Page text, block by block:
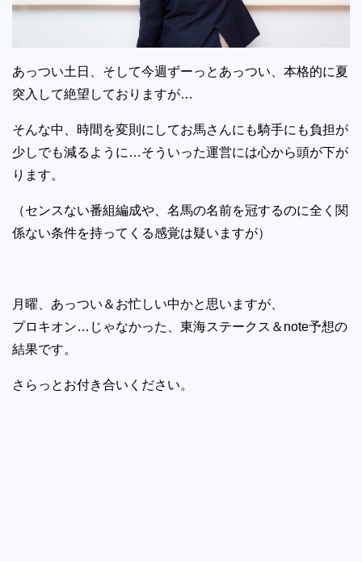
あっつい土日、そして今週ずーっとあっつい、本格的に夏
突入して絶望しておりますが…
そんな中、時間を変則にしてお馬さんにも騎手にも負担が
少しでも減るように…そういった運営には心から頭が下が
ります。
（センスない番組編成や、名馬の名前を冠するのに全く関
係ない条件を持ってくる感覚は疑いますが）
月曜、あっつい＆お忙しい中かと思いますが、
プロキオン…じゃなかった、東海ステークス＆note予想の
結果です。
さらっとお付き合いください。